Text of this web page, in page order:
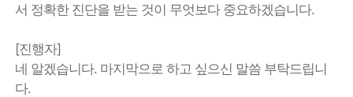
서 정확한 진단을 받는 것이 무엇보다 중요하겠습니다.
[진행자]
네 알겠습니다. 마지막으로 하고 싶으신 말씀 부탁드립니
다.